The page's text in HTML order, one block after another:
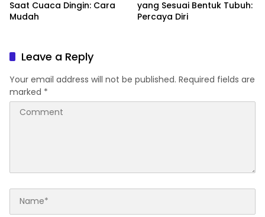
Saat Cuaca Dingin: Cara
Mudah
yang Sesuai Bentuk Tubuh:
Percaya Diri
Leave a Reply
Your email address will not be published. Required fields are
marked *